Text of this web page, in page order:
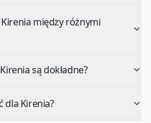
między różnymi
są dokładne?
dla Kirenia?